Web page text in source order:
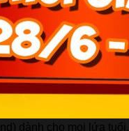
dành cho mọi lứa tuổi.